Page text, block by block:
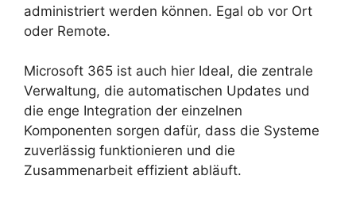
administriert werden können. Egal ob vor Ort
oder Remote.
Microsoft 365 ist auch hier Ideal, die zentrale
Verwaltung, die automatischen Updates und
die enge Integration der einzelnen
Komponenten sorgen dafür, dass die Systeme
zuverlässig funktionieren und die
Zusammenarbeit effizient abläuft.